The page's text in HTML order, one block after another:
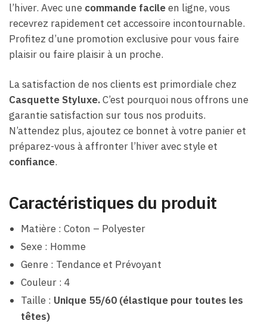
l’hiver. Avec une commande facileen ligne, vous
recevrez rapidement cet accessoire incontournable.
Profitez d’une promotion exclusive pour vous faire
plaisir ou faire plaisir à un proche.
La satisfaction de nos clients est primordiale chez
Casquette Styluxe.C’est pourquoi nous offrons une
garantie satisfaction sur tous nos produits.
N’attendez plus, ajoutez ce bonnet à votre panier et
préparez-vous à affronter l’hiver avec style et
confiance.
Caractéristiques du produit
Matière : Coton – Polyester
Sexe : Homme
Genre : Tendance et Prévoyant
Couleur : 4
Taille : Unique 55/60 (élastique pour toutes les
têtes)